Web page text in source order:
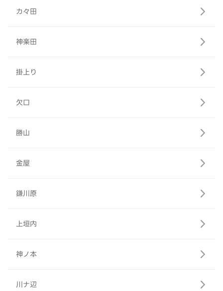
カ々田
神楽田
掛上り
欠口
勝山
金屋
鎌川原
上垣内
神ノ本
川ナ辺